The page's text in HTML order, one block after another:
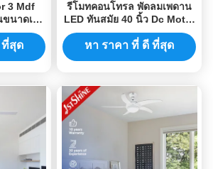
3 Mdf
นาดเล็ก
ซ่ดึง
ที่สุด
รีโมทคอนโทรล พัดลมเพดาน
LED ทันสมัย ​​40 นิ้ว Dc Motor
3 ใบมีดไม้อัด
หา ราคา ที่ ดี ที่สุด